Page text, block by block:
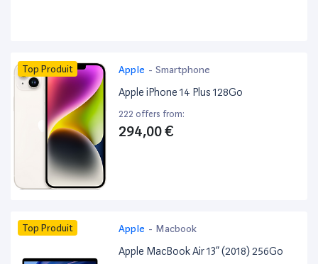
Top Produit Apple - Smartphone
Apple iPhone 14 Plus 128Go
222 offers from:
294,00 €
Top Produit Apple - Macbook
Apple MacBook Air 13” (2018) 256Go